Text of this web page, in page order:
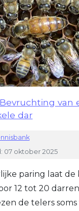
van
dar
07 oktober 2025
paring laat de
12 tot 20
de telers